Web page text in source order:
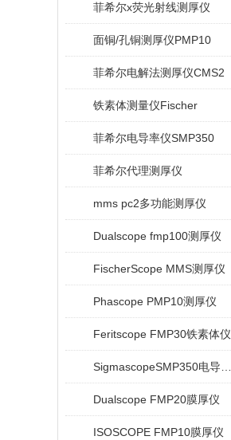
菲希尔x荧光射线测厚仪
面铜/孔铜测厚仪PMP10
菲希尔电解法测厚仪CMS2
铁素体测量仪Fischer
菲希尔电导率仪SMP350
菲希尔代理测厚仪
mms pc2多功能测厚仪
Dualscope fmp100测厚仪
FischerScope MMS测厚仪
Phascope PMP10测厚仪
Feritscope FMP30铁素体仪
Dualscope FMP20膜厚仪
ISOSCOPE FMP10膜厚仪